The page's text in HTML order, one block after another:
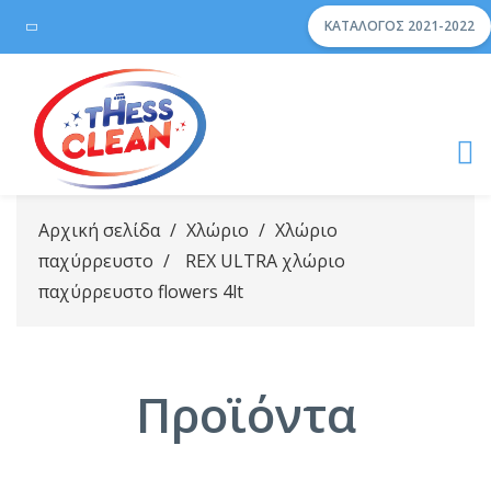
ΚΑΤΆΛΟΓΟΣ 2021-2022
Αρχική σελίδα / Χλώριο / Χλώριο
παχύρρευστο /
REX ULTRA χλώριο
παχύρρευστο flowers 4lt
Προϊόντα